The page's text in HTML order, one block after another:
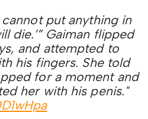
cannot put anything in
die.’” Gaiman flipped
and attempted to
his fingers. She told
for a moment and
her with his penis."